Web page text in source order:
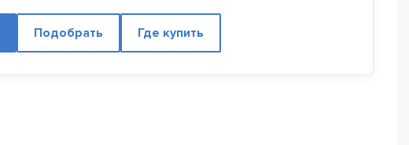
Подобрать Где купить